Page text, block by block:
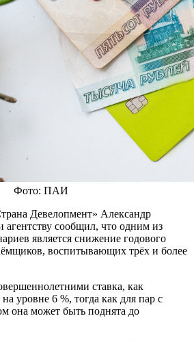
Фото: ПАИ
Девелопмент» Александр
агентству сообщил, что одним из
является снижение годового
воспитывающих трёх и более
ставка, как
уровне 6 %, тогда как для пар с
она может быть поднята до